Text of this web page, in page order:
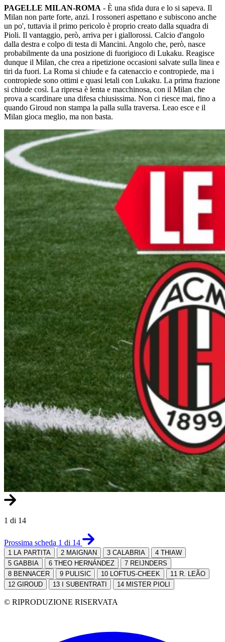
PAGELLE MILAN-ROMA - È una sfida dura e lo si sapeva. Il
Milan non parte forte, anzi. I rossoneri aspettano e subiscono anche
un po', tuttavia il primo pericolo è proprio creato dalla squadra di
Pioli. Il vantaggio, però, arriva per i giallorossi. Calcio d'angolo
dalla destra e colpo di testa di Mancini. Angolo che, però, nasce
probabilmente da una posizione di fuorigioco di Lukaku. Reagisce
dunque il Milan, che crea a ripetizione occasioni salvate sulla linea e
tiri da fuori. La Roma si chiude e fa catenaccio e contropiede, ma i
contropiede sono ottimi e quasi letali con Lukaku. La prima frazione
si chiude così. La ripresa è lenta e macchinosa, con il Milan che
prova a scardinare una difesa chiusissima. Non ci riesce mai, fino a
quando Giroud non stampa la palla sulla traversa. Leao esce e il
Milan gioca meglio, ma non basta.
1 di 14
Prossima scheda 1 di 14
1 LA PARTITA 2 MAIGNAN 3 CALABRIA 4 THIAW
5 GABBIA 6 THEO HERNÁNDEZ 7 REIJNDERS
8 BENNACER 9 PULISIC 10 LOFTUS-CHEEK 11 R. LEÃO
12 GIROUD 13 I SUBENTRATI 14 MISTER PIOLI
© RIPRODUZIONE RISERVATA